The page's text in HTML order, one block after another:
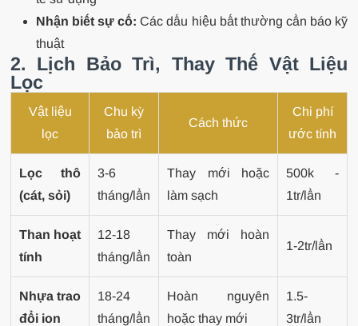
Nhận biết sự cố: Các dấu hiệu bất thường cần báo kỹ
thuật
2. Lịch Bảo Trì, Thay Thế Vật Liệu
Lọc
Vật liệu
lọc
Chu kỳ
bảo trì
Cách thức
Chi phí
ước tính
Lọc thô
(cát, sỏi)
3-6
tháng/lần
Thay mới hoặc
làm sạch
500k -
1tr/lần
Than hoạt
tính
12-18
tháng/lần
Thay mới hoàn
toàn
1-2tr/lần
Nhựa trao
đổi ion
18-24
tháng/lần
Hoàn nguyên
hoặc thay mới
1.5-
3tr/lần